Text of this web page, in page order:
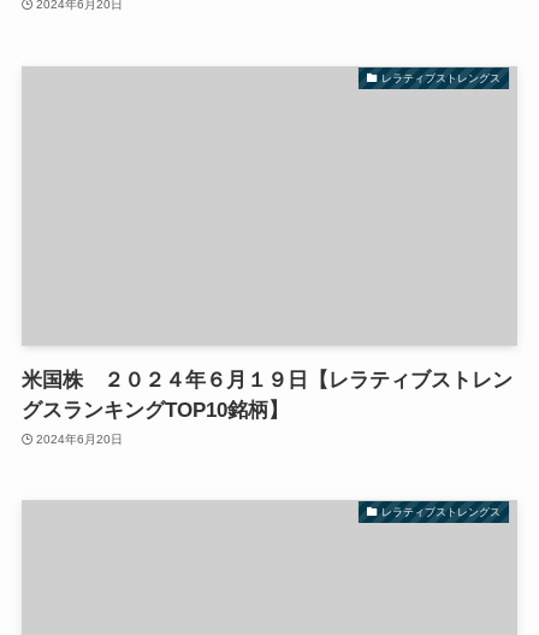
2024年6月20日
レラティブストレングス
米国株 ２０２４年６月１９日【レラティブストレン
グスランキングTOP10銘柄】
2024年6月20日
レラティブストレングス